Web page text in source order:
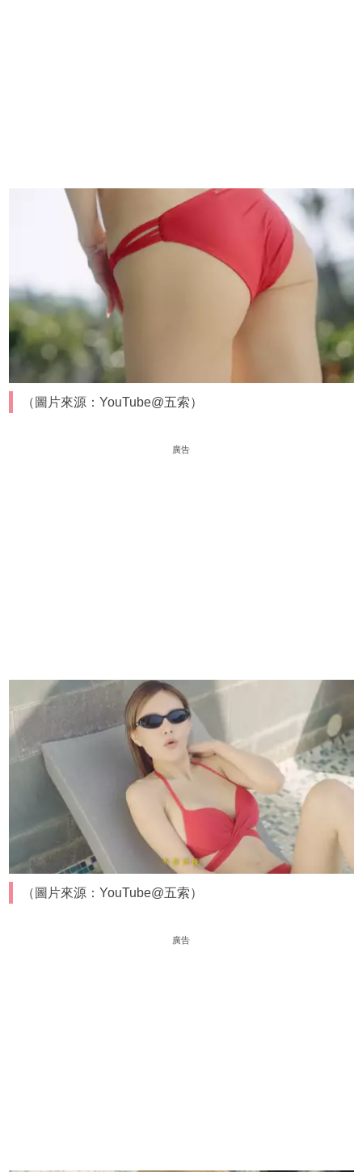
（圖片來源：YouTube@五索）
廣告
（圖片來源：YouTube@五索）
廣告